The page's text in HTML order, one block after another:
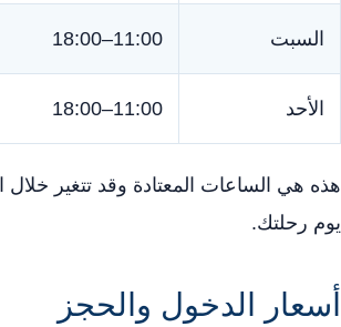
السبت 11:00–18:00
الأحد 11:00–18:00
هذه هي الساعات المعتادة وقد تتغير
يوم رحلتك.
أسعار الدخول والحجز